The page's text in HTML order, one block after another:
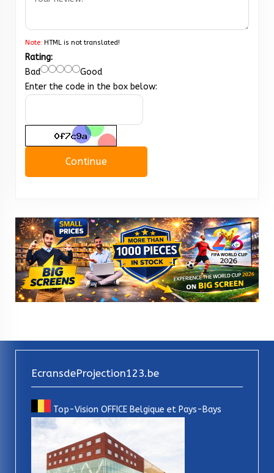
Note: HTML is not translated!
Rating:
Bad
Good
Enter the code in the box below:
Continue
EcransdeProjection123.be
Top-Vision OFFICE Belgique et Pays-Bays